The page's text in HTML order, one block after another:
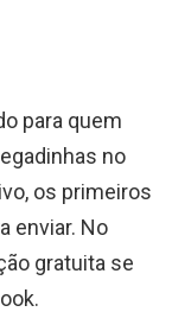
para quem
no
os primeiros
enviar. No
gratuita se